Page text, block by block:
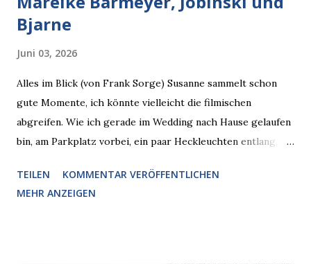
Bjarne
Juni 03, 2026
Alles im Blick (von Frank Sorge) Susanne sammelt schon
gute Momente, ich könnte vielleicht die filmischen
abgreifen. Wie ich gerade im Wedding nach Hause gelaufen
bin, am Parkplatz vorbei, ein paar Heckleuchten entlang, als
den Blick kam, mit verlockend frisch leuchtenden
Pizzastücken. Von links pirschte sich eine Krähe an das
TEILEN
KOMMENTAR VERÖFFENTLICHEN
MEHR ANZEIGEN